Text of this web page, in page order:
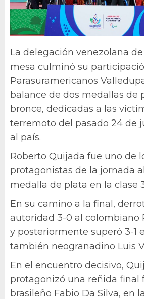
La delegación venezolana
mesa culminó su
Parasuramericanos
balance de dos medallas de
bronce, dedicadas a las
terremoto del pasado 24 de
al país.
Roberto Quijada fue uno de
protagonistas de la jornada
medalla de plata en la clase
En su camino a la final,
autoridad 3-0 al colombiano
y posteriormente superó 3-1
también neogranadino Luis
En el encuentro decisivo,
protagonizó una reñida final
brasileño Fabio Da Silva, en